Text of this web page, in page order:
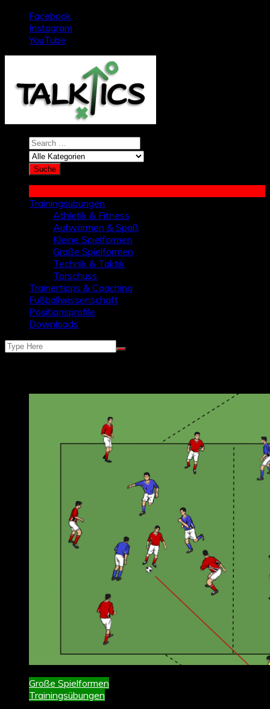
springen
Facebook
Instagram
YouTube
Trainingsübungen
Athletik & Fitness
Aufwärmen & Spaß
Kleine Spielformen
Große Spielformen
Technik & Taktik
Torschuss
Trainertipps & Coaching
Fußballwissenschaft
Positionsprofile
Downloads
Große Spielformen
Trainingsübungen